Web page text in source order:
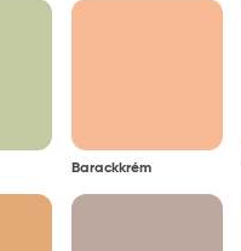
Barackkrém